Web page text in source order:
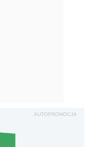
AUTOPROMOCJA